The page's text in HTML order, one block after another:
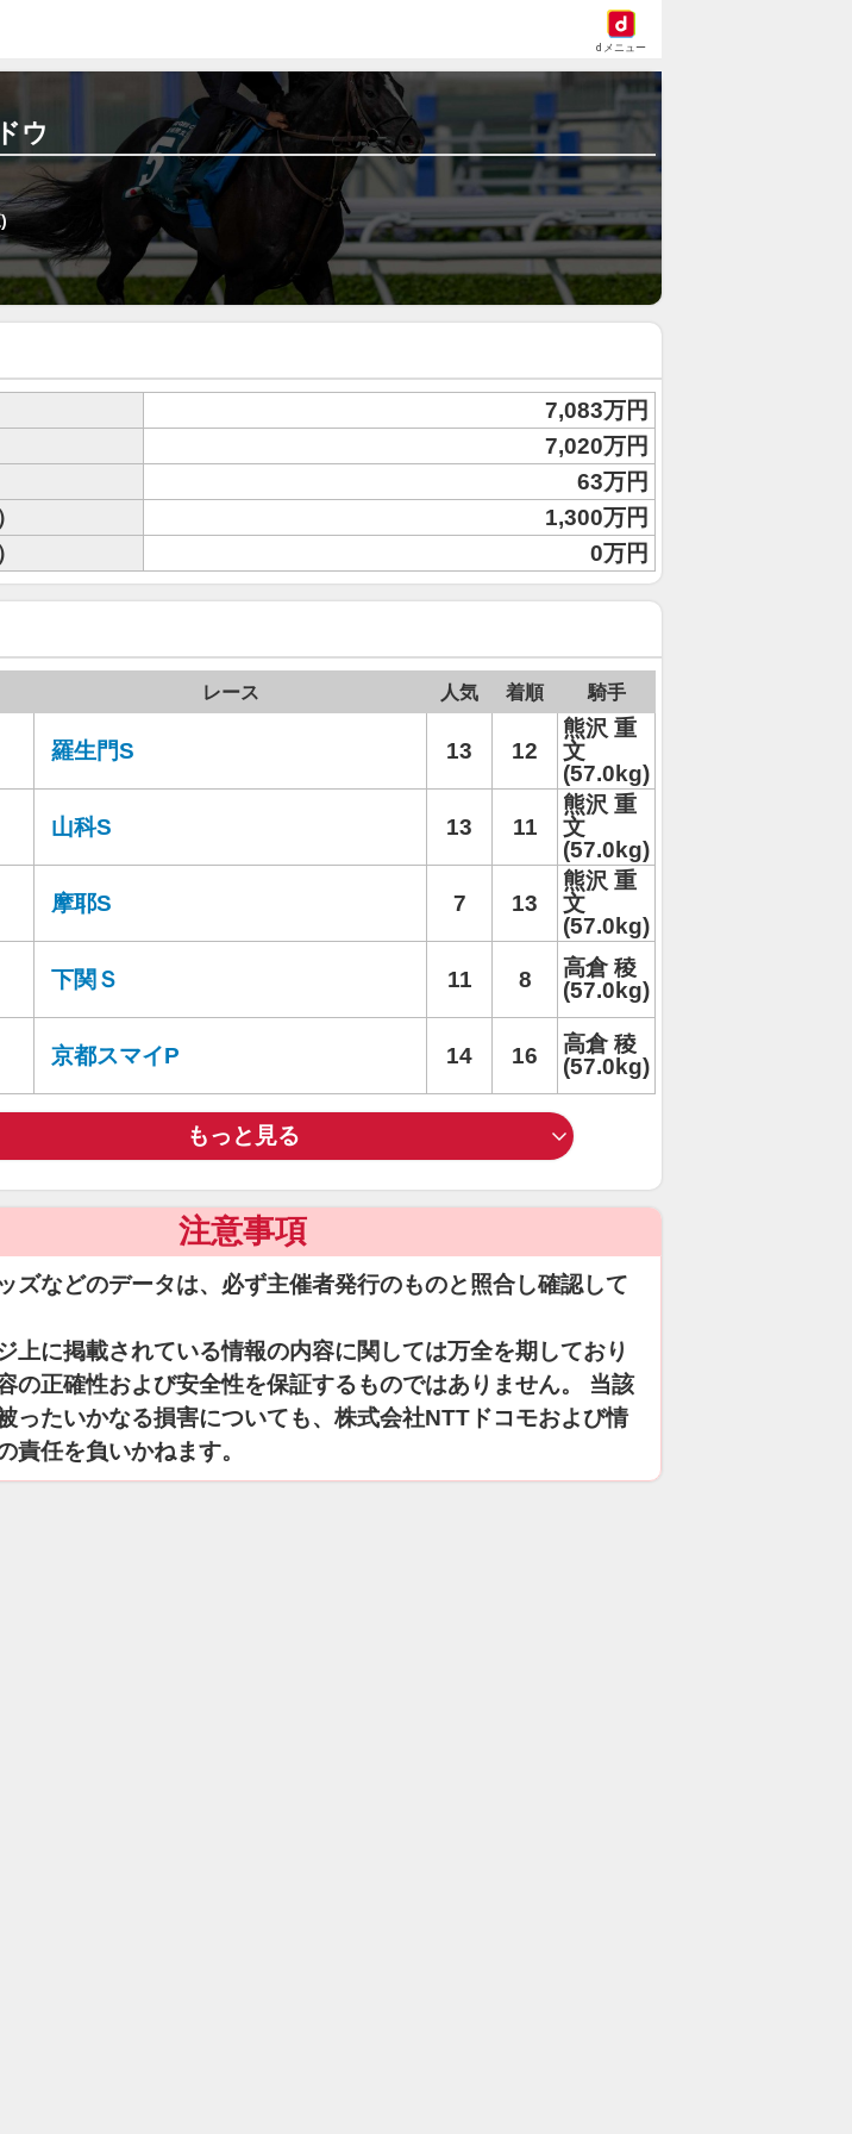
dメニュー
ウ
7,083万円
7,020万円
63万円
1,300万円
0万円
レース 人気 着順 騎手
羅生門S 13 12
熊沢 重
文
(57.0kg)
山科S 13 11
熊沢 重
文
(57.0kg)
摩耶S 7 13
熊沢 重
文
(57.0kg)
下関Ｓ 11 8
高倉 稜
(57.0kg)
京都スマイP 14 16
高倉 稜
(57.0kg)
もっと見る
注意事項
ズなどのデータは、必ず主催者発行のものと照合し確認して
上に掲載されている情報の内容に関しては万全を期しており
の正確性および安全性を保証するものではありません。 当該
ったいかなる損害についても、株式会社NTTドコモおよび情
責任を負いかねます。